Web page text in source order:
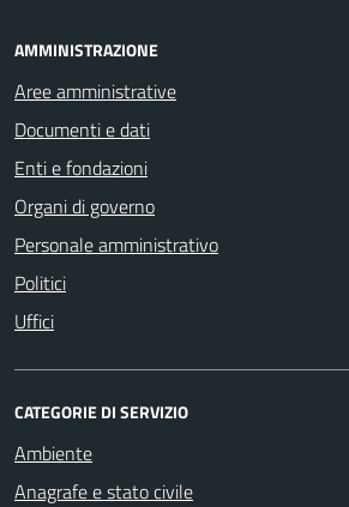
AMMINISTRAZIONE
Aree amministrative
Documenti e dati
Enti e fondazioni
Organi di governo
Personale amministrativo
Politici
Uffici
CATEGORIE DI SERVIZIO
Ambiente
Anagrafe e stato civile